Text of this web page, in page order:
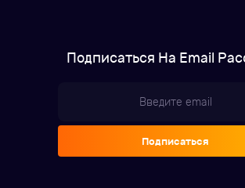
Подписаться На Email
Подписаться